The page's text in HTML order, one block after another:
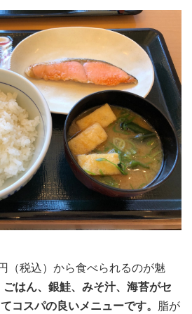
（税込）から食べられるのが魅
ごはん、銀鮭、みそ汁、海苔がセ
コスパの良いメニューです。 脂が